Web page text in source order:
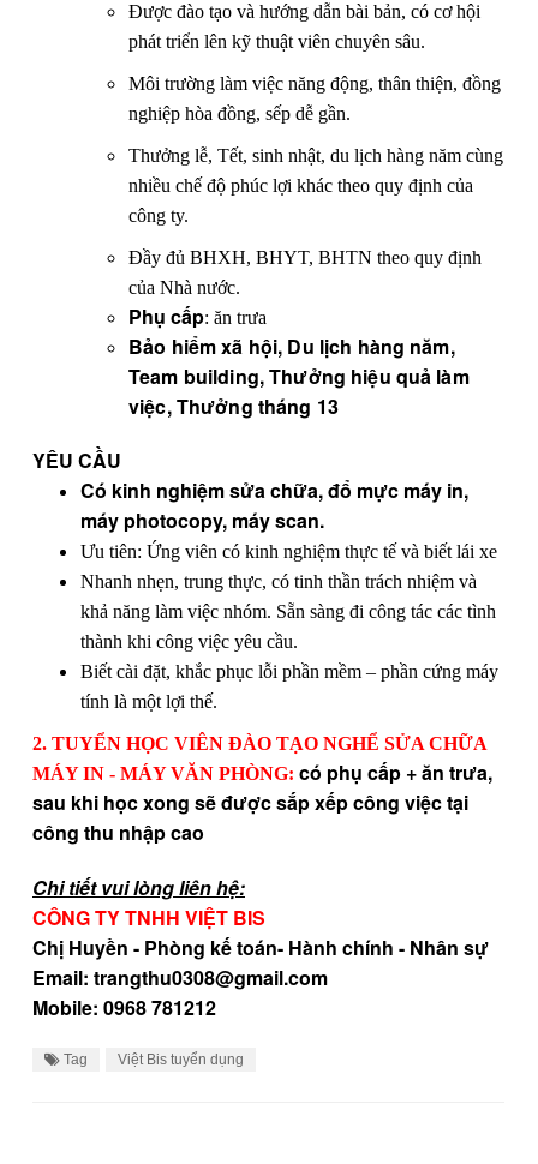
Được đào tạo và hướng dẫn bài bản, có cơ hội
phát triển lên kỹ thuật viên chuyên sâu.
Môi trường làm việc năng động, thân thiện, đồng
nghiệp hòa đồng, sếp dễ gần.
Thưởng lễ, Tết, sinh nhật, du lịch hàng năm cùng
nhiều chế độ phúc lợi khác theo quy định của
công ty.
Đầy đủ BHXH, BHYT, BHTN theo quy định
của Nhà nước.
Phụ cấp: ăn trưa
Bảo hiểm xã hội, Du lịch hàng năm,
Team building, Thưởng hiệu quả làm
việc, Thưởng tháng 13
YÊU CẦU
Có kinh nghiệm sửa chữa, đổ mực máy in,
máy photocopy, máy scan.
Ưu tiên: Ứng viên có kinh nghiệm thực tế và biết lái xe
Nhanh nhẹn, trung thực, có tinh thần trách nhiệm và
khả năng làm việc nhóm. Sẵn sàng đi công tác các tình
thành khi công việc yêu cầu.
Biết cài đặt, khắc phục lỗi phần mềm – phần cứng máy
tính là một lợi thế.
2. TUYỂN HỌC VIÊN ĐÀO TẠO NGHỂ SỬA CHỮA
MÁY IN - MÁY VĂN PHÒNG: có phụ cấp + ăn trưa,
sau khi học xong sẽ được sắp xếp công việc tại
công thu nhập cao
Chi tiết vui lòng liên hệ:
CÔNG TY TNHH VIỆT BIS
Chị Huyền - Phòng kế toán- Hành chính - Nhân sự
Email: trangthu0308@gmail.com
Mobile: 0968 781212
Tag Việt Bis tuyển dụng